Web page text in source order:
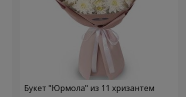
Букет "Юрмола" из 11 хризантем